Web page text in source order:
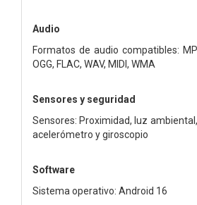
Audio
Formatos de audio compatibles:
OGG, FLAC, WAV, MIDI, WMA
Sensores y seguridad
Sensores: Proximidad, luz
acelerómetro y giroscopio
Software
Sistema operativo: Android 16